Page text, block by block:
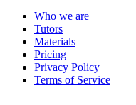
Who we are
Tutors
Materials
Pricing
Privacy Policy
Terms of Service